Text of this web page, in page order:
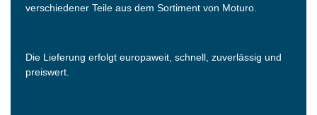
verschiedener Teile aus dem Sortiment von Moturo.
Die Lieferung erfolgt europaweit, schnell, zuverlässig und
preiswert.